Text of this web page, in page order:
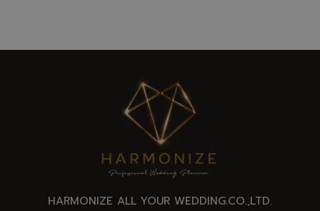
HARMONIZE ALL YOUR WEDDING.CO.,LTD.